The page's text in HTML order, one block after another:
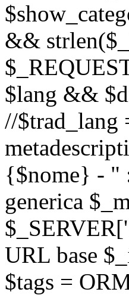
&&
$lang &&
//$trad_lang
{$nome} - "
generica
URL base
$tags =